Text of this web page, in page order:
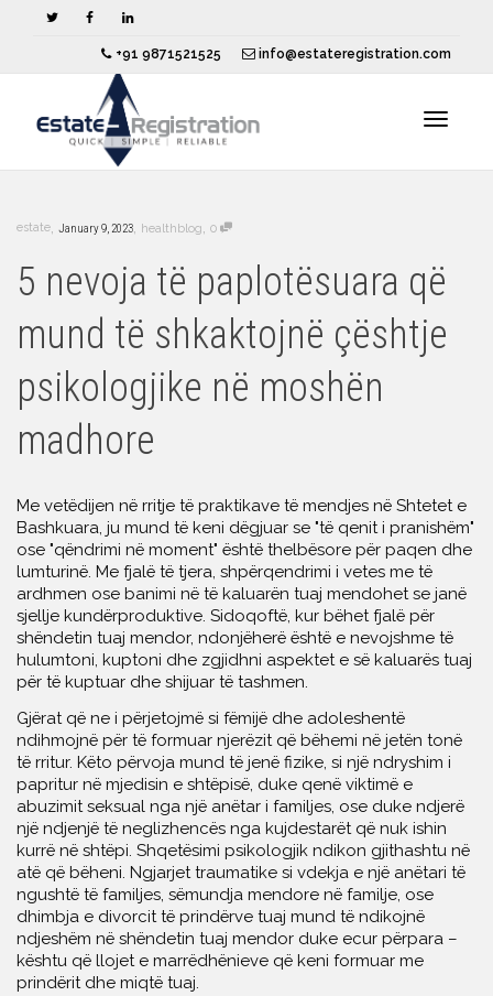
+91 9871521525 info@estateregistration.com
estate, January 9, 2023, healthblog, 0
5 nevoja të paplotësuara që
mund të shkaktojnë çështje
psikologjike në moshën
madhore
Me vetëdijen në rritje të praktikave të mendjes në Shtetet e
Bashkuara, ju mund të keni dëgjuar se "të qenit i pranishëm"
ose "qëndrimi në moment" është thelbësore për paqen dhe
lumturinë. Me fjalë të tjera, shpërqendrimi i vetes me të
ardhmen ose banimi në të kaluarën tuaj mendohet se janë
sjellje kundërproduktive. Sidoqoftë, kur bëhet fjalë për
shëndetin tuaj mendor, ndonjëherë është e nevojshme të
hulumtoni, kuptoni dhe zgjidhni aspektet e së kaluarës tuaj
për të kuptuar dhe shijuar të tashmen.
Gjërat që ne i përjetojmë si fëmijë dhe adoleshentë
ndihmojnë për të formuar njerëzit që bëhemi në jetën tonë
të rritur. Këto përvoja mund të jenë fizike, si një ndryshim i
papritur në mjedisin e shtëpisë, duke qenë viktimë e
abuzimit seksual nga një anëtar i familjes, ose duke ndjerë
një ndjenjë të neglizhencës nga kujdestarët që nuk ishin
kurrë në shtëpi. Shqetësimi psikologjik ndikon gjithashtu në
atë që bëheni. Ngjarjet traumatike si vdekja e një anëtari të
ngushtë të familjes, sëmundja mendore në familje, ose
dhimbja e divorcit të prindërve tuaj mund të ndikojnë
ndjeshëm në shëndetin tuaj mendor duke ecur përpara –
kështu që llojet e marrëdhënieve që keni formuar me
prindërit dhe miqtë tuaj.